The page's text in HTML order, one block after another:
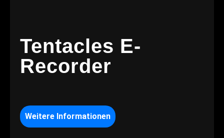
Tentacles E-
Recorder
Weitere Informationen